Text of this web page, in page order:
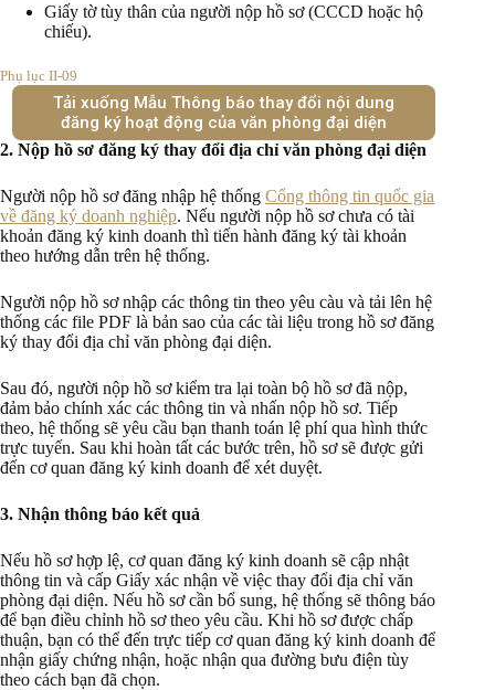
Giấy tờ tùy thân của người nộp hồ sơ (CCCD hoặc hộ
chiếu).
Phụ lục II-09
Tải xuống Mẫu Thông báo thay đổi nội dung
đăng ký hoạt động của văn phòng đại diện
2. Nộp hồ sơ đăng ký thay đổi địa chỉ văn phòng đại diện
Người nộp hồ sơ đăng nhập hệ thống Cổng thông tin quốc gia
về đăng ký doanh nghiệp. Nếu người nộp hồ sơ chưa có tài
khoản đăng ký kinh doanh thì tiến hành đăng ký tài khoản
theo hướng dẫn trên hệ thống.
Người nộp hồ sơ nhập các thông tin theo yêu càu và tải lên hệ
thống các file PDF là bản sao của các tài liệu trong hồ sơ đăng
ký thay đổi địa chỉ văn phòng đại diện.
Sau đó, người nộp hồ sơ kiểm tra lại toàn bộ hồ sơ đã nộp,
đảm bảo chính xác các thông tin và nhấn nộp hồ sơ. Tiếp
theo, hệ thống sẽ yêu cầu bạn thanh toán lệ phí qua hình thức
trực tuyến. Sau khi hoàn tất các bước trên, hồ sơ sẽ được gửi
đến cơ quan đăng ký kinh doanh để xét duyệt.
3. Nhận thông báo kết quả
Nếu hồ sơ hợp lệ, cơ quan đăng ký kinh doanh sẽ cập nhật
thông tin và cấp Giấy xác nhận về việc thay đổi địa chỉ văn
phòng đại diện. Nếu hồ sơ cần bổ sung, hệ thống sẽ thông báo
để bạn điều chỉnh hồ sơ theo yêu cầu. Khi hồ sơ được chấp
thuận, bạn có thể đến trực tiếp cơ quan đăng ký kinh doanh để
nhận giấy chứng nhận, hoặc nhận qua đường bưu điện tùy
theo cách bạn đã chọn.